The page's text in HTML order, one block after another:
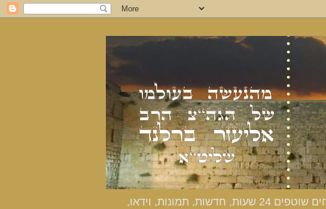
כנישתא חדא - האתר הרשמי מהנעשה בעולמו של הרב אליעזר ברלנד שליט"א - דיווחים שוטפים 24 שעות, חדשות, תמונות, וידאו,